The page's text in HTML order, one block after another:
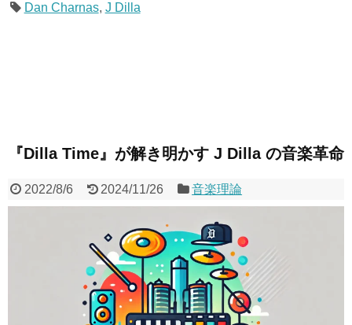
Dan Charnas, J Dilla
『Dilla Time』が解き明かす J Dilla の音楽革命
2022/8/6 2024/11/26 音楽理論